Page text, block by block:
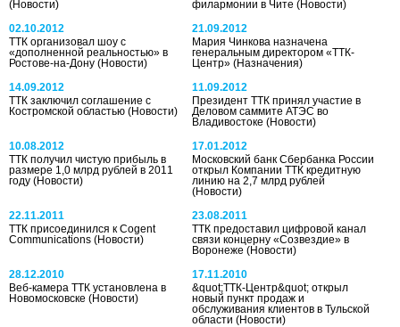
(Новости)
филармонии в Чите(Новости)
02.10.2012
ТТК организовал шоу с
«дополненной реальностью» в
Ростове-на-Дону (Новости)
21.09.2012
Мария Чинкова назначена
генеральным директором «ТТК-
Центр»(Назначения)
14.09.2012
ТТК заключил соглашение с
Костромской областью (Новости)
11.09.2012
Президент ТТК принял участие в
Деловом саммите АТЭС во
Владивостоке(Новости)
10.08.2012
ТТК получил чистую прибыль в
размере 1,0 млрд рублей в 2011
году (Новости)
17.01.2012
Московский банк Сбербанка России
открыл Компании ТТК кредитную
линию на 2,7 млрд рублей
(Новости)
22.11.2011
ТТК присоединился к Cogent
Communications (Новости)
23.08.2011
ТТК предоставил цифровой канал
связи концерну «Созвездие» в
Воронеже(Новости)
28.12.2010
Веб-камера ТТК установлена в
Новомосковске (Новости)
17.11.2010
&quot;ТТК-Центр&quot; открыл
новый пункт продаж и
обслуживания клиентов в Тульской
области(Новости)